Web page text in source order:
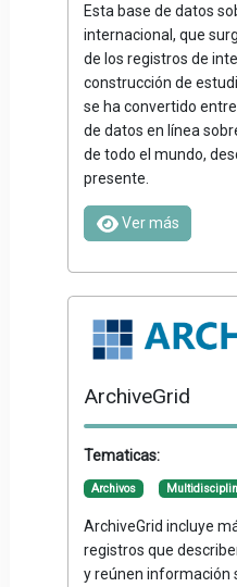
Esta base de datos
internacional, que
de los registros de
construcción de
se ha convertido
de datos en línea
de todo el mundo,
presente.
Ver más
ArchiveGrid
Tematicas:
Archivos
ArchiveGrid incluye
registros que
y reúnen información